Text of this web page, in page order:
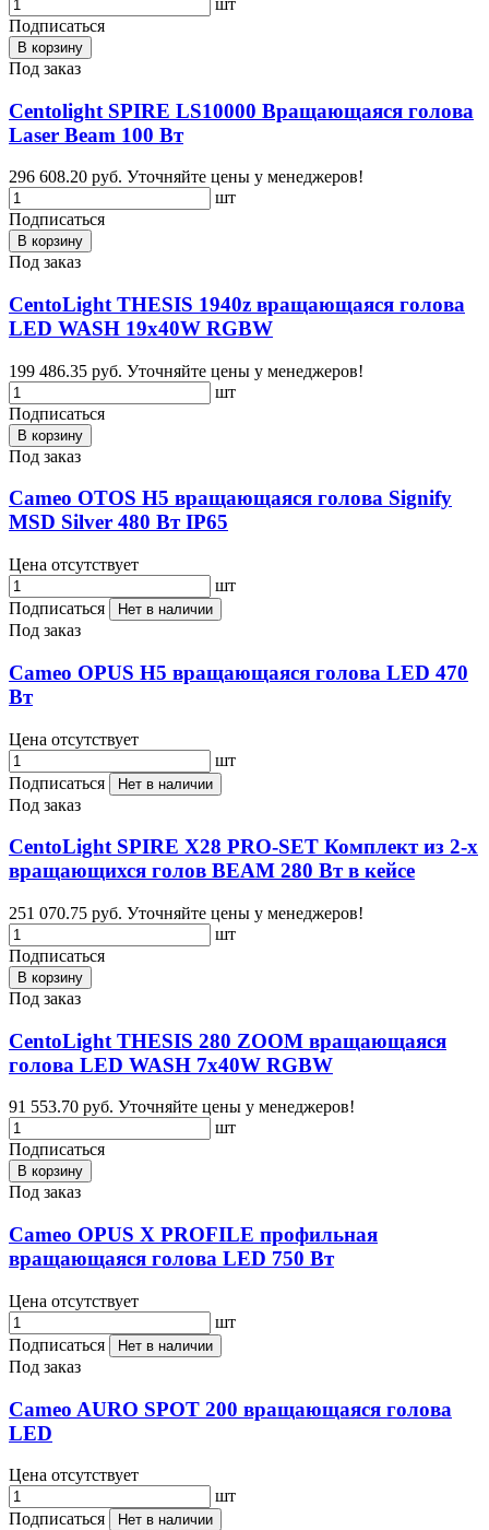
Подписаться
В корзину
Под заказ
Centolight SPIRE LS10000 Вращающаяся голова
Laser Beam 100 Вт
296 608.20 руб. Уточняйте цены у менеджеров!
шт
Подписаться
В корзину
Под заказ
CentoLight THESIS 1940z вращающаяся голова
LED WASH 19x40W RGBW
199 486.35 руб. Уточняйте цены у менеджеров!
шт
Подписаться
В корзину
Под заказ
Cameo OTOS H5 вращающаяся голова Signify
MSD Silver 480 Вт IP65
Цена отсутствует
шт
Подписаться
Нет в наличии
Под заказ
Cameo OPUS H5 вращающаяся голова LED 470
Вт
Цена отсутствует
шт
Подписаться
Нет в наличии
Под заказ
CentoLight SPIRE X28 PRO-SET Комплект из 2-х
вращающихся голов BEAM 280 Вт в кейсе
251 070.75 руб. Уточняйте цены у менеджеров!
шт
Подписаться
В корзину
Под заказ
CentoLight THESIS 280 ZOOM вращающаяся
голова LED WASH 7x40W RGBW
91 553.70 руб. Уточняйте цены у менеджеров!
шт
Подписаться
В корзину
Под заказ
Cameo OPUS X PROFILE профильная
вращающаяся голова LED 750 Вт
Цена отсутствует
шт
Подписаться
Нет в наличии
Под заказ
Cameo AURO SPOT 200 вращающаяся голова
LED
Цена отсутствует
шт
Подписаться
Нет в наличии